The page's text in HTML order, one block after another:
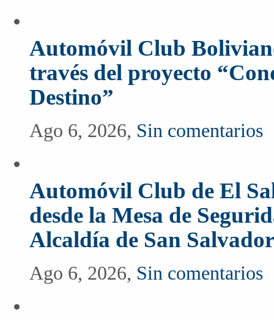
Automóvil Club
través del proyecto
Destino”
Ago 6, 2026, Sin comentarios
Automóvil Club de El
desde la Mesa de
Alcaldía de San Salvador
Ago 6, 2026, Sin comentarios